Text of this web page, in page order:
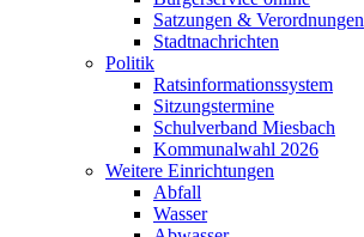
Satzungen & Verordnungen
Stadtnachrichten
Politik
Ratsinformationssystem
Sitzungstermine
Schulverband Miesbach
Kommunalwahl 2026
Weitere Einrichtungen
Abfall
Wasser